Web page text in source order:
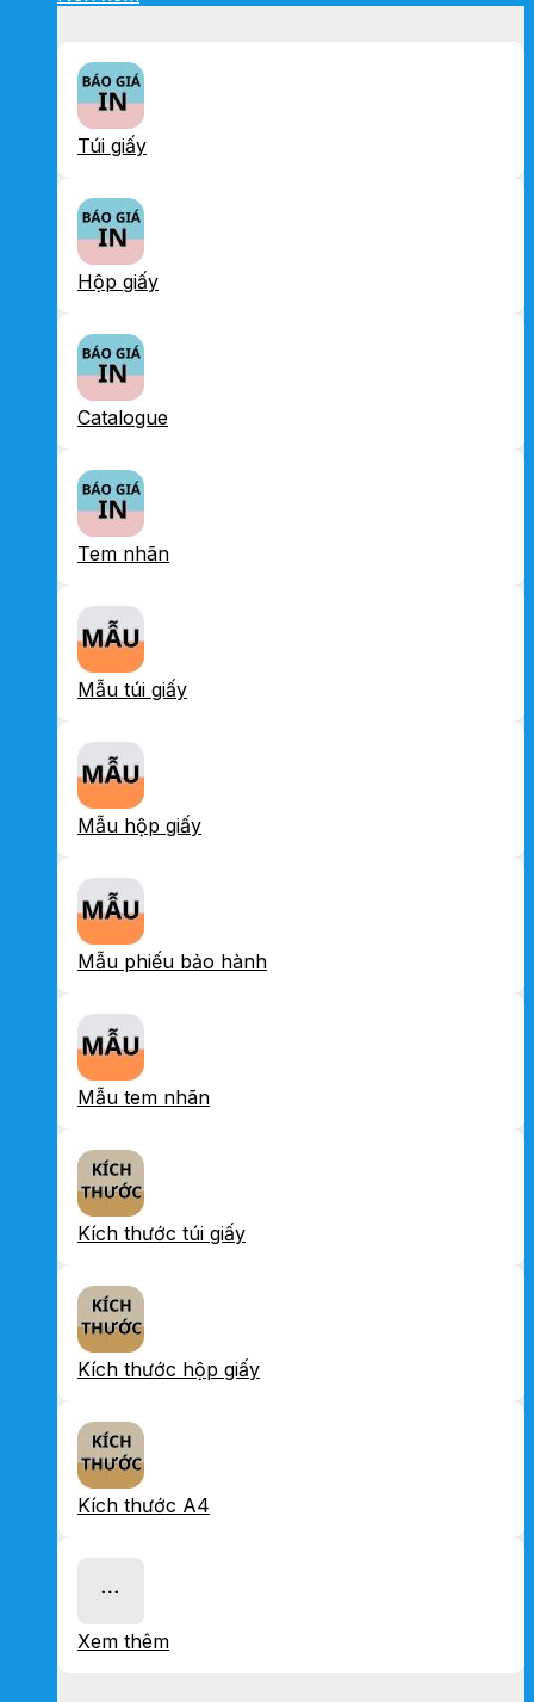
Túi giấy
Hộp giấy
Catalogue
Tem nhãn
Mẫu túi giấy
Mẫu hộp giấy
Mẫu phiếu bảo hành
Mẫu tem nhãn
Kích thước túi giấy
Kích thước hộp giấy
Kích thước A4
Xem thêm